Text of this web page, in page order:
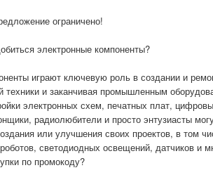
ограничено!
электронные компоненты?
играют ключевую роль в создании и
техники и заканчивая промышленным
электронных схем, печатных плат,
радиолюбители и просто энтузиасты
или улучшения своих проектов, в том
светодиодных освещений, датчиков и
по промокоду?